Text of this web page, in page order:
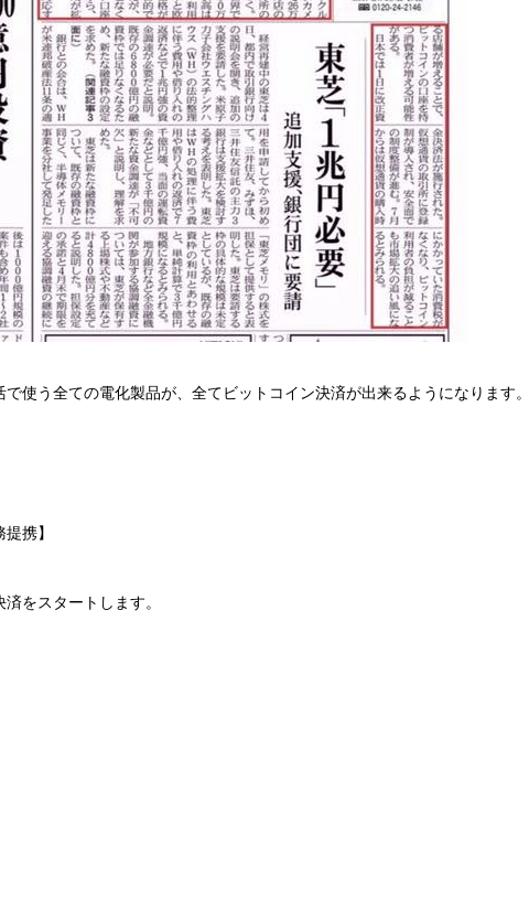
使う全ての電化製品が、全てビットコイン決済が出来るようになります。
携】
をスタートします。